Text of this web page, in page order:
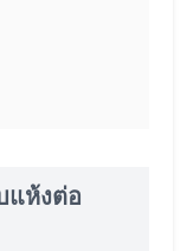
แห้งต่อ